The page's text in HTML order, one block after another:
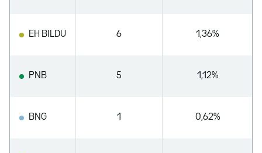
EH BILDU 6 1,36%
PNB 5 1,12%
BNG 1 0,62%